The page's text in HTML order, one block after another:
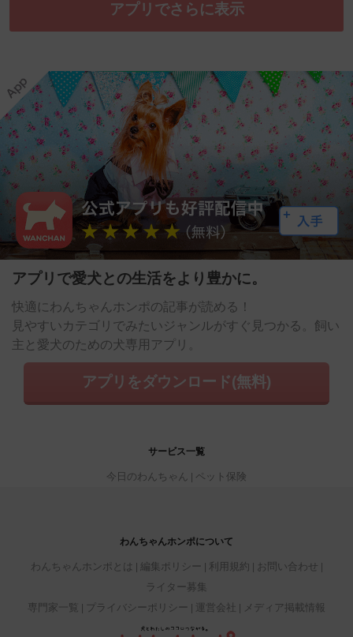
アプリでさらに表示
アプリで愛犬との生活をより豊かに。
快適にわんちゃんホンポの記事が読める！
見やすいカテゴリでみたいジャンルがすぐ見つかる。飼い
主と愛犬のための犬専用アプリ。
アプリをダウンロード(無料)
サービス一覧
今日のわんちゃん ペット保険
わんちゃんホンポについて
わんちゃんホンポとは 編集ポリシー 利用規約
お問い合わせ
ライター募集
専門家一覧
プライバシーポリシー 運営会社 メディア掲載情報